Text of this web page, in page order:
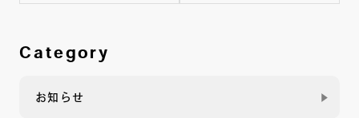
Category
お知らせ